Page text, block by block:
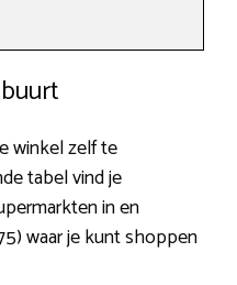
winkel zelf te
tabel vind je
in en
waar je kunt shoppen